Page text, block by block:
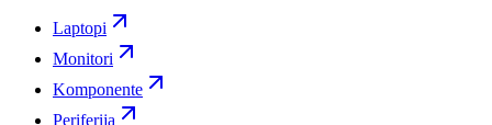
Laptopi
Monitori
Komponente
Periferija